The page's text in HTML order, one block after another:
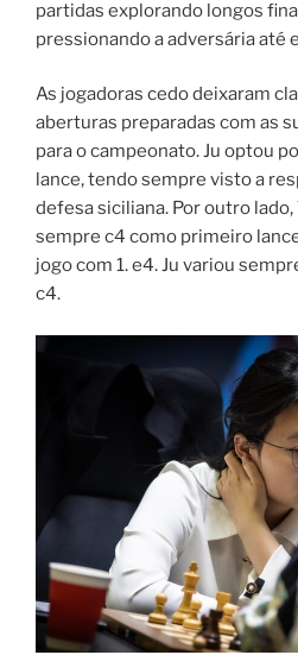
partidas explorando longos
pressionando a adversária até
As jogadoras cedo deixaram
aberturas preparadas com as
para o campeonato. Ju optou
lance, tendo sempre visto a
defesa siciliana. Por outro lado,
sempre c4 como primeiro
jogo com 1. e4. Ju variou
c4.